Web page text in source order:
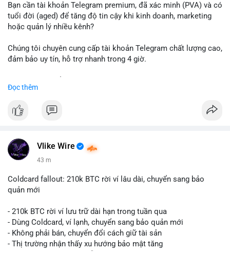
Bạn cần tài khoản Telegram premium, đã xác minh (PVA) và có
tuổi đời (aged) để tăng độ tin cậy khi kinh doanh, marketing
hoặc quản lý nhiều kênh?
Chúng tôi chuyên cung cấp tài khoản Telegram chất lượng cao,
đảm bảo uy tín, hỗ trợ nhanh trong 4 giờ.
📞 WhatsApp: +1 660 215-8938
📧 Email: localpvashop@gmail.com
premium, PVA, aged với giá tốt nhất!
Đọc thêm
Vlike Wire
43 m
Coldcard fallout: 210k BTC rời ví lâu dài, chuyển sang bảo
quản mới
- 210k BTC rời ví lưu trữ dài hạn trong tuần qua
- Dùng Coldcard, ví lạnh, chuyển sang bảo quản mới
- Không phải bán, chuyển đổi cách giữ tài sản
- Thị trường nhận thấy xu hướng bảo mật tăng